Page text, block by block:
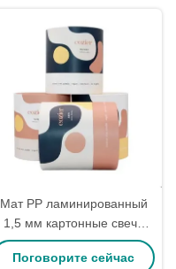
Мат PP ламинированный
1,5 мм картонные свечи
упаковка коробка
индивидуальная роскошь
Поговорите сейчас